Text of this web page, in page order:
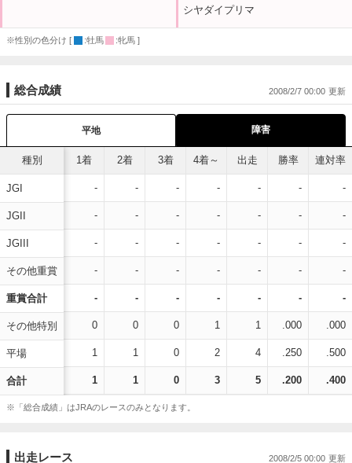
シヤダイプリマ
※性別の色分け [ :牡馬 :牝馬 ]
総合成績 2008/2/7 00:00
平地 障害
種別
JGI
JGII
JGIII
その他重賞
重賞合計
その他特別
平場
合計
1着 2着 3着 4着～ 出走 勝率 連対率
- - - - - - -
- - - - - - -
- - - - - - -
- - - - - - -
- - - - - - -
0 0 0 1 1 .000 .000
1 1 0 2 4 .250 .500
1 1 0 3 5 .200 .400
※「総合成績」はJRAのレースのみとなります。
出走レース 2008/2/5 00:00